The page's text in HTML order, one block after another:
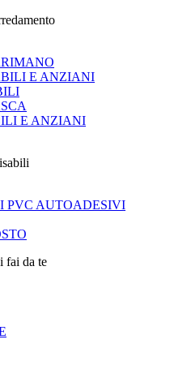
E ANZIANI
E ANZIANI
PVC AUTOADESIVI